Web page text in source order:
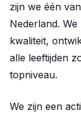
zijn we één
Nederland.
kwaliteit,
alle leeftijden
topniveau.
We zijn een